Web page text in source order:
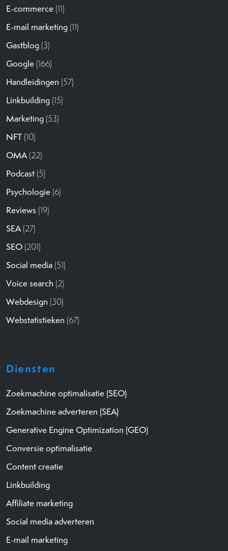
E-commerce (11)
E-mail marketing (11)
Gastblog (3)
Google (166)
Handleidingen (57)
Linkbuilding (15)
Marketing (53)
NFT (10)
OMA(22)
Podcast (5)
Psychologie (6)
Reviews (19)
SEA(27)
SEO (201)
Social media (51)
Voice search (2)
Webdesign (30)
Webstatistieken (67)
Diensten
Zoekmachine optimalisatie (SEO)
Zoekmachine adverteren (SEA)
Generative Engine Optimization (GEO)
Conversie optimalisatie
Content creatie
Linkbuilding
Affiliate marketing
Social media adverteren
E-mail marketing